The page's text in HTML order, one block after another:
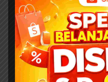
DOWNLOAD 400